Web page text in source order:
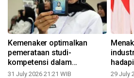
Kemenaker optimalkan
pemerataan studi-
kompetensi dalam
MagangHub 2026
31 July 2026 21:21 WIB 29 July